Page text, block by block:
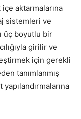
aktarmalarına
sistemleri ve
üç boyutlu bir
girilir ve
için gerekli
tanımlanmış